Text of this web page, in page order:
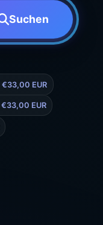
Suchen
€33,00 EUR
€33,00 EUR